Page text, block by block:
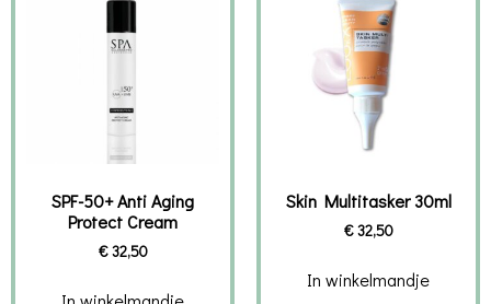
SPF-50+ Anti Aging
Protect Cream
€32,50
Skin Multitasker 30ml
€32,50
In winkelmandje